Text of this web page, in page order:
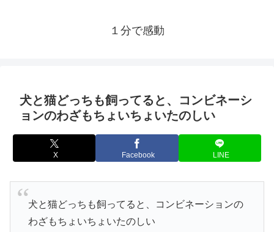
１分で感動
犬と猫どっちも飼ってると、コンビネーシ
ョンのわざもちょいちょいたのしい
X Facebook LINE
犬と猫どっちも飼ってると、コンビネーションの
わざもちょいちょいたのしい